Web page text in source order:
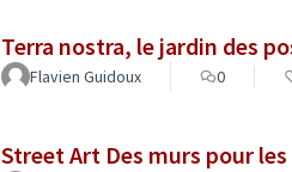
Terra nostra, le jardin des
Flavien Guidoux 0
Street Art Des murs pour